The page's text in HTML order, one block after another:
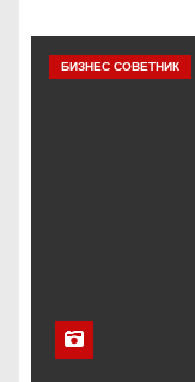
БИЗНЕС СОВЕТНИК